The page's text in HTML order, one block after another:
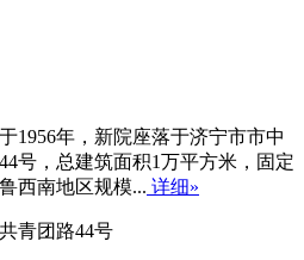
1956年，新院座落于济宁市市中
号，总建筑面积1万平方米，固定
西南地区规模... 详细»
青团路44号